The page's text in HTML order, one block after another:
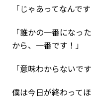
「じゃあってなんです
「誰かの一番になっ
から、一番です！」
「意味わからないで
僕は今日が終わって